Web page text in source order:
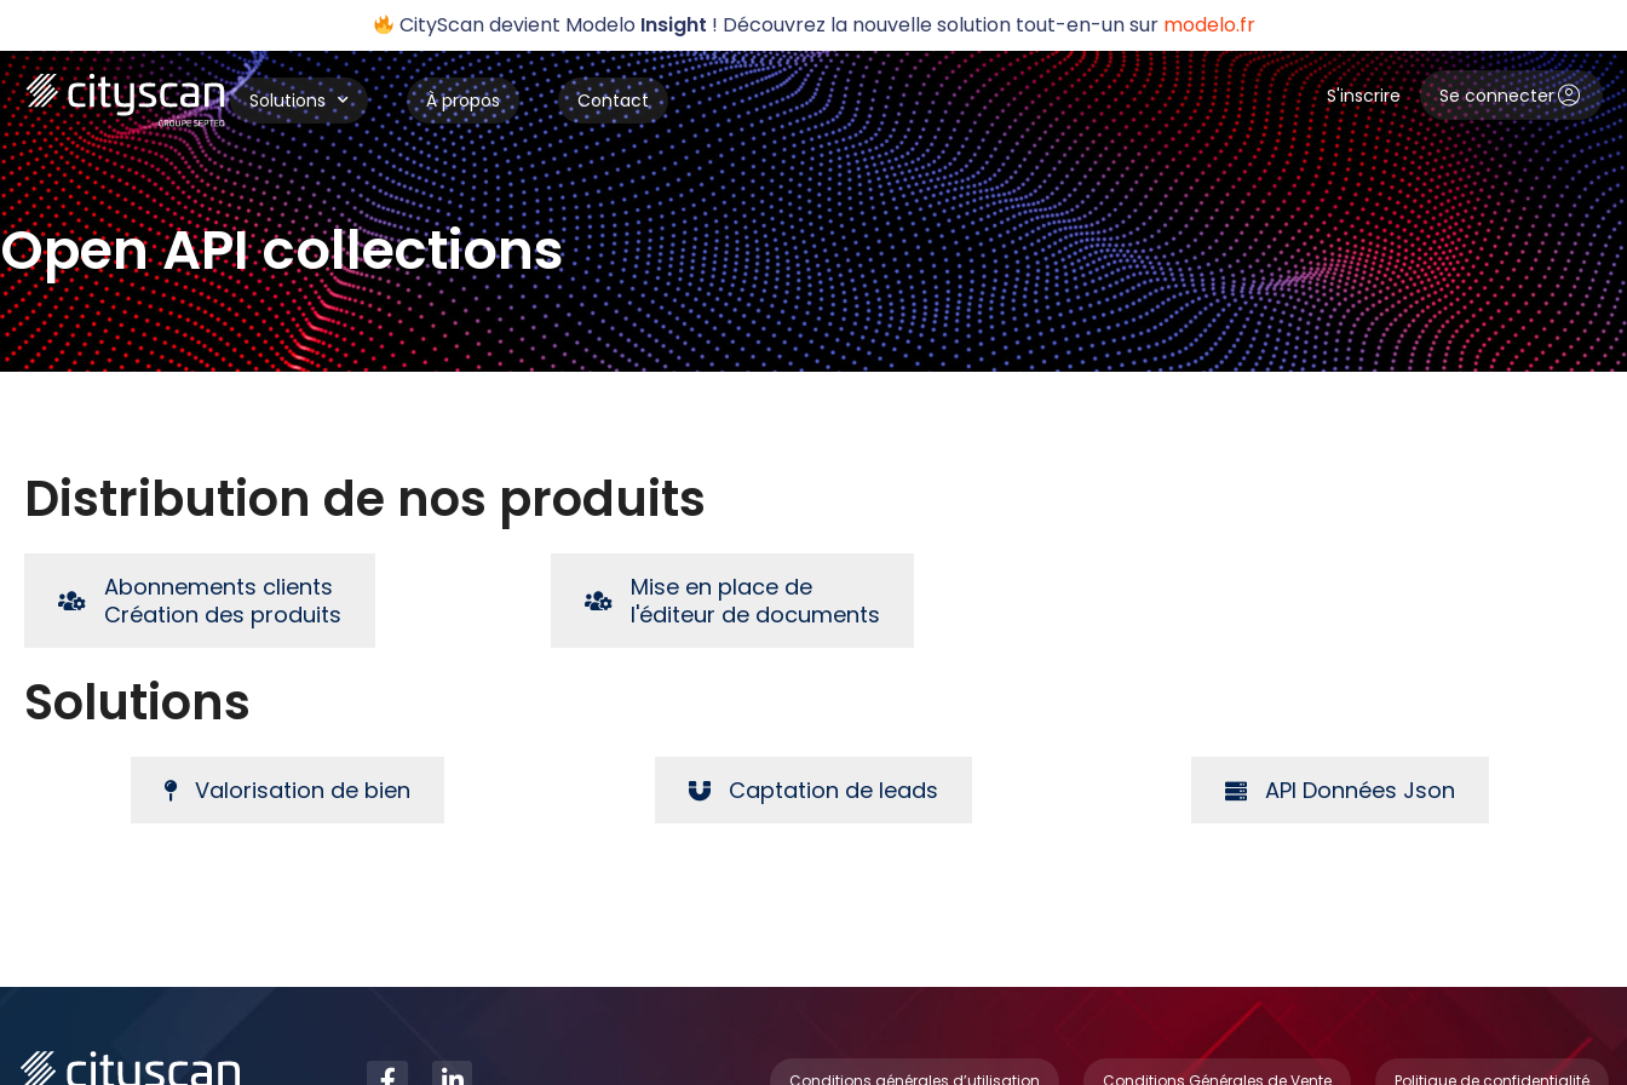
CityScan devient Modelo Insight ! Découvrez la nouvelle solution tout-en-un sur modelo.fr
Solutions À propos Contact S'inscrire Se connecter
Open API collections
Distribution de nos produits
Abonnements clients
Création des produits
Mise en place de
l'éditeur de documents
Solutions
Valorisation de bien Captation de leads API Données Json
Conditions générales d’utilisation Conditions Générales de Vente Politique de confidentialité